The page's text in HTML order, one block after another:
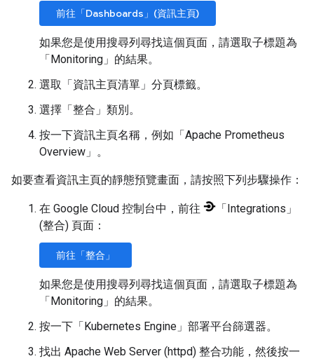
前往「Dashboards」(資訊主頁)
如果您是使用搜尋列尋找這個頁面，請選取子標題為
「Monitoring」的結果。
選取「資訊主頁清單」 分頁標籤。
選擇「整合」 類別。
按一下資訊主頁名稱，例如「Apache Prometheus
Overview」 。
如要查看資訊主頁的靜態預覽畫面，請按照下列步驟操作：
在 Google Cloud 控制台中，前往
「Integrations」
(整合) 頁面：
前往「整合」
如果您是使用搜尋列尋找這個頁面，請選取子標題為
「Monitoring」的結果。
按一下「Kubernetes Engine」 部署平台篩選器。
找出 Apache Web Server (httpd) 整合功能，然後按一